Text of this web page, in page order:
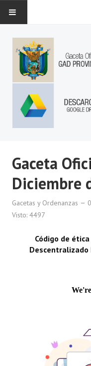
Gaceta
Diciembre
Gacetas y Ordenanzas
Visto: 4497
Código de
Descentralizado